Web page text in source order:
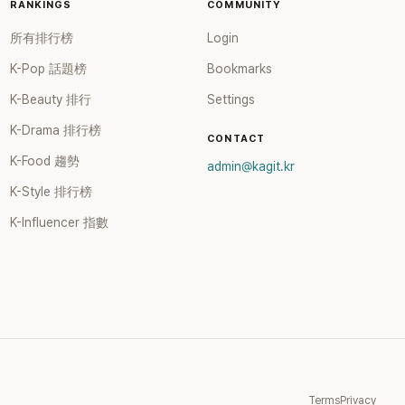
RANKINGS
所有排行榜
K-Pop 話題榜
K-Beauty 排行
K-Drama 排行榜
K-Food 趨勢
K-Style 排行榜
K-Influencer 指數
COMMUNITY
Login
Bookmarks
Settings
CONTACT
admin@kagit.kr
TermsPrivacy